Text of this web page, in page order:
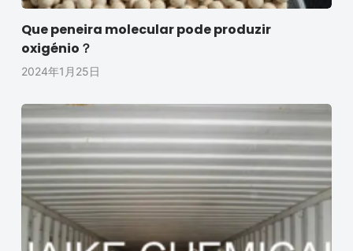
Que peneira molecular pode produzir
oxigénio？
2024年1月25日